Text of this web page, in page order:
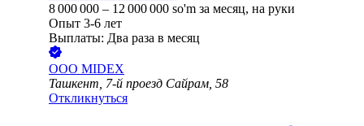
8 000 000 – 12 000 000 so'm за месяц, на руки
Опыт 3-6 лет
Выплаты: Два раза в месяц
ООО MIDEX
Ташкент, 7-й проезд Сайрам, 58
Откликнуться